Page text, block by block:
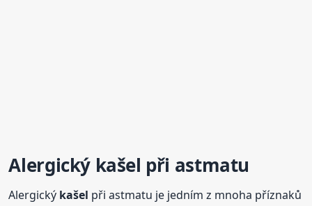
Alergický kašel při astmatu
Alergický kašel při astmatu je jedním z mnoha příznaků